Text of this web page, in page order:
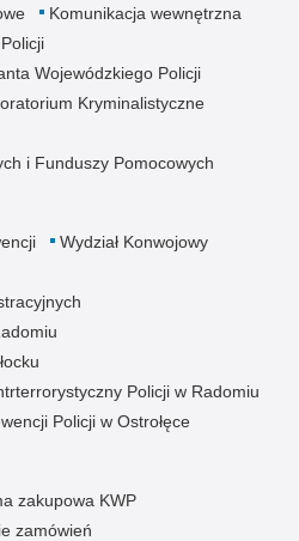
Komunikacja wewnętrzna
Wojewódzkiego Policji
Kryminalistyczne
i Funduszy Pomocowych
Wydział Konwojowy
Policji w Radomiu
Policji w Ostrołęce
zakupowa KWP
zamówień